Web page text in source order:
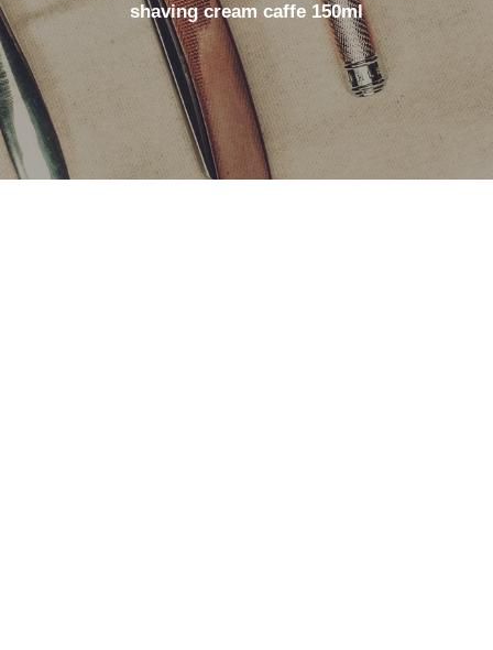
shaving cream caffe 150ml